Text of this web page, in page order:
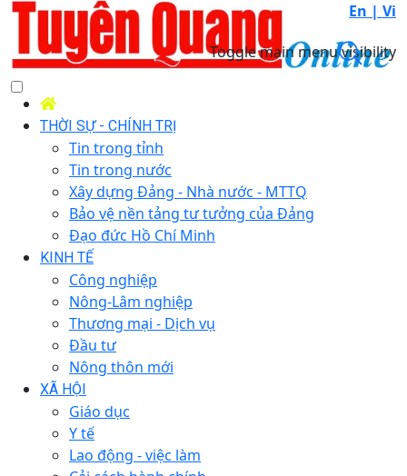
En | Vi
Toggle main menu visibility
THỜI SỰ - CHÍNH TRỊ
Tin trong tỉnh
Tin trong nước
Xây dựng Đảng - Nhà nước - MTTQ
Bảo vệ nền tảng tư tưởng của Đảng
Đạo đức Hồ Chí Minh
KINH TẾ
Công nghiệp
Nông-Lâm nghiệp
Thương mại - Dịch vụ
Đầu tư
Nông thôn mới
XÃ HỘI
Giáo dục
Y tế
Lao động - việc làm